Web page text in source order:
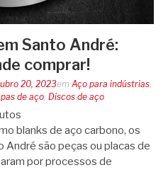
Santo André:
comprar!
20, 2023em Aço para indústrias,
de aço, Discos de aço
blanks de aço carbono, os
André são peças ou placas de
por processos de